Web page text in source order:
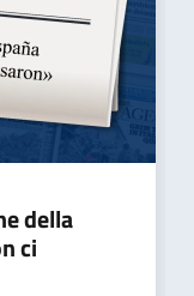
della
ci